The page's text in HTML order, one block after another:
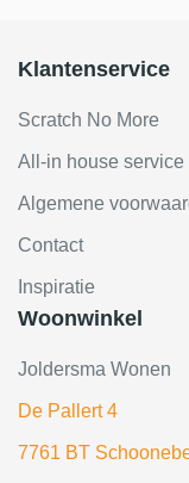
Klantenservice
Scratch No More
All-in house service
Algemene
Contact
Inspiratie
Woonwinkel
Joldersma Wonen
De Pallert 4
7761 BT